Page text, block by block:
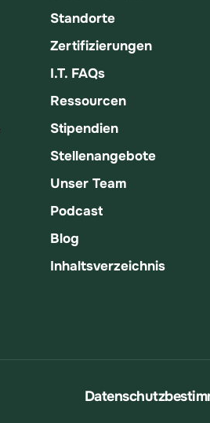
Standorte
Zertifizierungen
I.T. FAQs
Ressourcen
Stipendien
Stellenangebote
Unser Team
Podcast
Blog
Inhaltsverzeichnis